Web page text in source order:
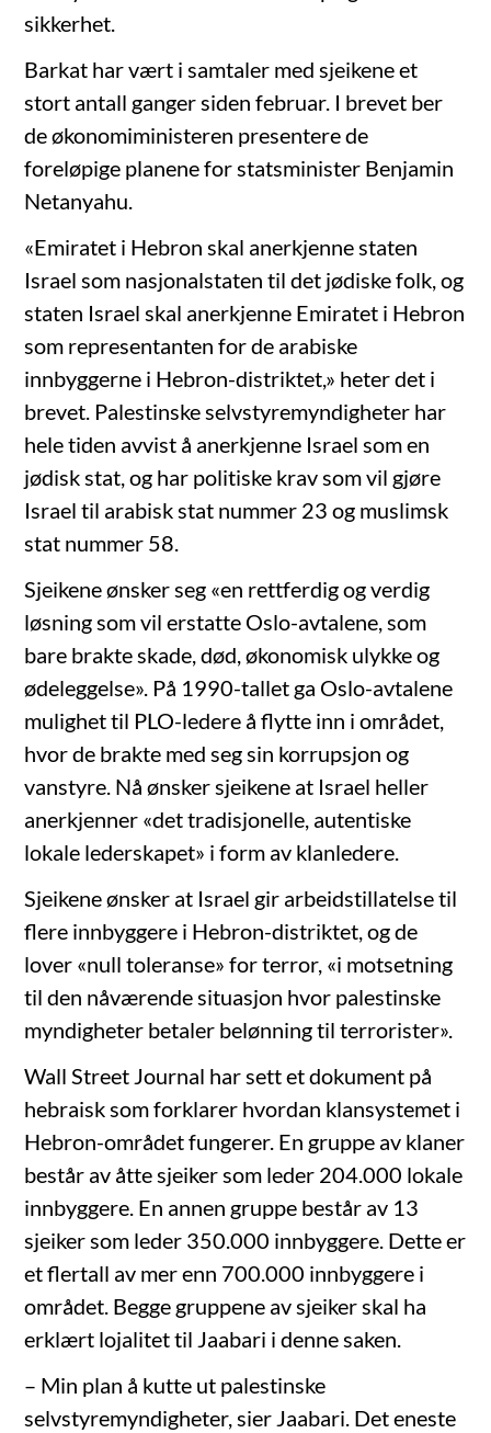
sikkerhet.
Barkat har vært i samtaler med sjeikene et
stort antall ganger siden februar. I brevet ber
de økonomiministeren presentere de
foreløpige planene for statsminister Benjamin
Netanyahu.
«Emiratet i Hebron skal anerkjenne staten
Israel som nasjonalstaten til det jødiske folk, og
staten Israel skal anerkjenne Emiratet i Hebron
som representanten for de arabiske
innbyggerne i Hebron-distriktet,» heter det i
brevet. Palestinske selvstyremyndigheter har
hele tiden avvist å anerkjenne Israel som en
jødisk stat, og har politiske krav som vil gjøre
Israel til arabisk stat nummer 23 og muslimsk
stat nummer 58.
Sjeikene ønsker seg «en rettferdig og verdig
løsning som vil erstatte Oslo-avtalene, som
bare brakte skade, død, økonomisk ulykke og
ødeleggelse». På 1990-tallet ga Oslo-avtalene
mulighet til PLO-ledere å flytte inn i området,
hvor de brakte med seg sin korrupsjon og
vanstyre. Nå ønsker sjeikene at Israel heller
anerkjenner «det tradisjonelle, autentiske
lokale lederskapet» i form av klanledere.
Sjeikene ønsker at Israel gir arbeidstillatelse til
flere innbyggere i Hebron-distriktet, og de
lover «null toleranse» for terror, «i motsetning
til den nåværende situasjon hvor palestinske
myndigheter betaler belønning til terrorister».
Wall Street Journal har sett et dokument på
hebraisk som forklarer hvordan klansystemet i
Hebron-området fungerer. En gruppe av klaner
består av åtte sjeiker som leder 204.000 lokale
innbyggere. En annen gruppe består av 13
sjeiker som leder 350.000 innbyggere. Dette er
et flertall av mer enn 700.000 innbyggere i
området. Begge gruppene av sjeiker skal ha
erklært lojalitet til Jaabari i denne saken.
– Min plan å kutte ut palestinske
selvstyremyndigheter, sier Jaabari. Det eneste